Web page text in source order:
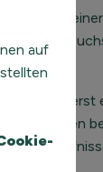
wird
der
man erst
Aufgaben
die
auf